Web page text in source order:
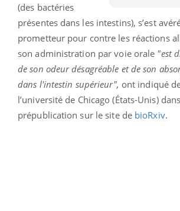
(des bactéries
présentes dans les intestins), s’est
prometteur pour contre les réactions
son administration par voie orale "est
de son odeur désagréable et de son
dans l'intestin supérieur", ont indiqué
l’université de Chicago (États-Unis)
prépublication sur le site de bioRxiv.